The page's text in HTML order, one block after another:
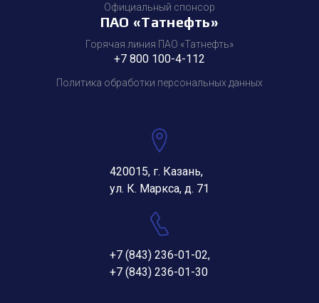
Официальный спонсор
ПАО «Татнефть»
Горячая линия ПАО «Татнефть»
+7 800 100-4-112
Политика обработки персональных данных
420015, г. Казань,
ул. К. Маркса, д. 71
+7 (843) 236-01-02,
+7 (843) 236-01-30